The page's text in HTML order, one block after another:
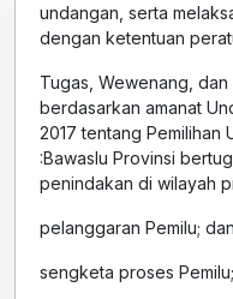
undangan, serta
dengan ketentuan
Tugas, Wewenang,
berdasarkan amanat
2017 tentang Pemilihan
:Bawaslu Provinsi
penindakan di wilayah
pelanggaran Pemilu; dan
sengketa proses Pemilu;